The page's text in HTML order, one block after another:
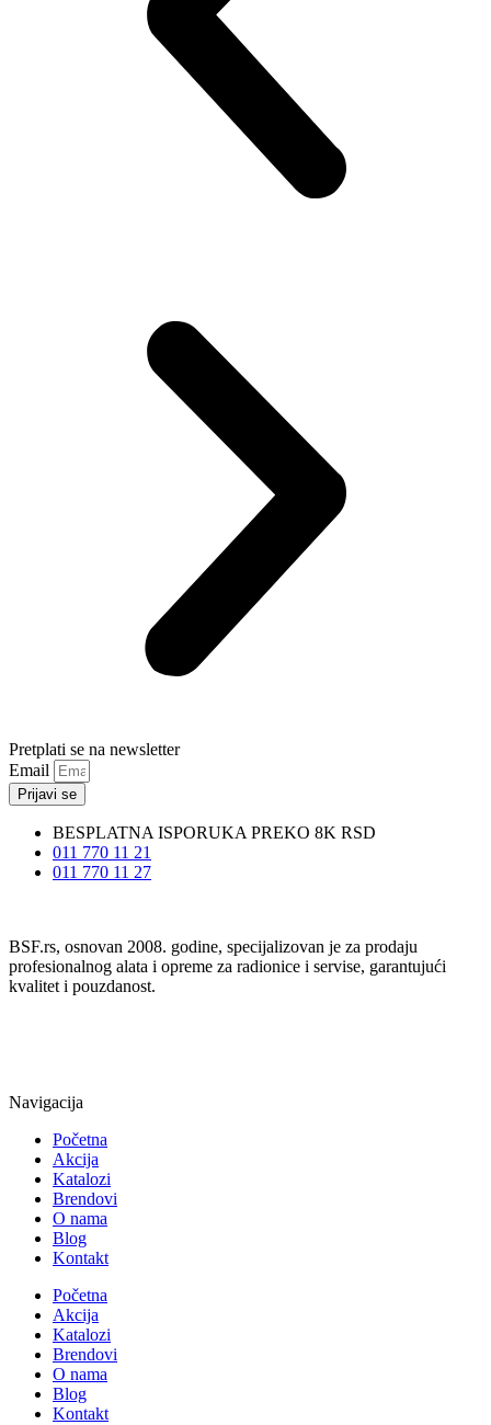
Pretplati se na newsletter
Email
Prijavi se
BESPLATNA ISPORUKA PREKO 8K RSD
011 770 11 21
011 770 11 27
BSF.rs, osnovan 2008. godine, specijalizovan je za prodaju
profesionalnog alata i opreme za radionice i servise, garantujući
kvalitet i pouzdanost.
Navigacija
Početna
Akcija
Katalozi
Brendovi
O nama
Blog
Kontakt
Početna
Akcija
Katalozi
Brendovi
O nama
Blog
Kontakt